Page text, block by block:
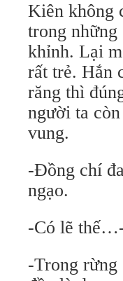
Kiên không
trong
khỉnh. Lại
rất trẻ. Hắn
răng thì
người ta
vung.
-Đồng chí
ngạo.
-Có lẽ
-Trong rừng